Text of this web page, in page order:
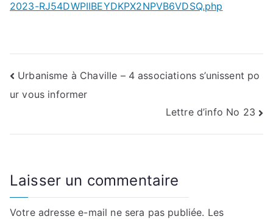
à
le
2023-RJ54DWPIIBEYDKPX2NPVB6VDSQ.php
Navigation
de
l’article
Urbanisme à Chaville – 4 associations s’unissent po
ur vous informer
Lettre d’info No 23
Laisser un commentaire
Votre adresse e-mail ne sera pas publiée. Les